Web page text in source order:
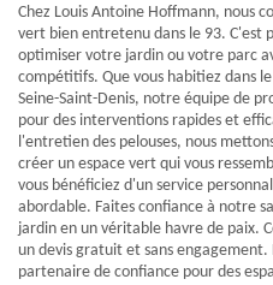
Chez Louis Antoine Hoffmann, nous
vert bien entretenu dans le 93. C'est
optimiser votre jardin ou votre parc
compétitifs. Que vous habitiez dans
Seine-Saint-Denis, notre équipe de
pour des interventions rapides et
l'entretien des pelouses, nous
créer un espace vert qui vous
vous bénéficiez d'un service
abordable. Faites confiance à notre
jardin en un véritable havre de paix.
un devis gratuit et sans
partenaire de confiance pour des